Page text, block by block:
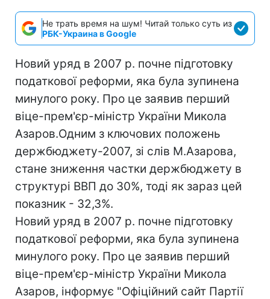
Не трать время на шум! Читай только суть из
РБК-Украина в Google
Новий уряд в 2007 р. почне підготовку
податкової реформи, яка була зупинена
минулого року. Про це заявив перший
віце-прем'єр-міністр України Микола
Азаров.Одним з ключових положень
держбюджету-2007, зі слів М.Азарова,
стане зниження частки держбюджету в
структурі ВВП до 30%, тоді як зараз цей
показник - 32,3%.
Новий уряд в 2007 р. почне підготовку
податкової реформи, яка була зупинена
минулого року. Про це заявив перший
віце-прем'єр-міністр України Микола
Азаров, інформує "Офіційний сайт Партії